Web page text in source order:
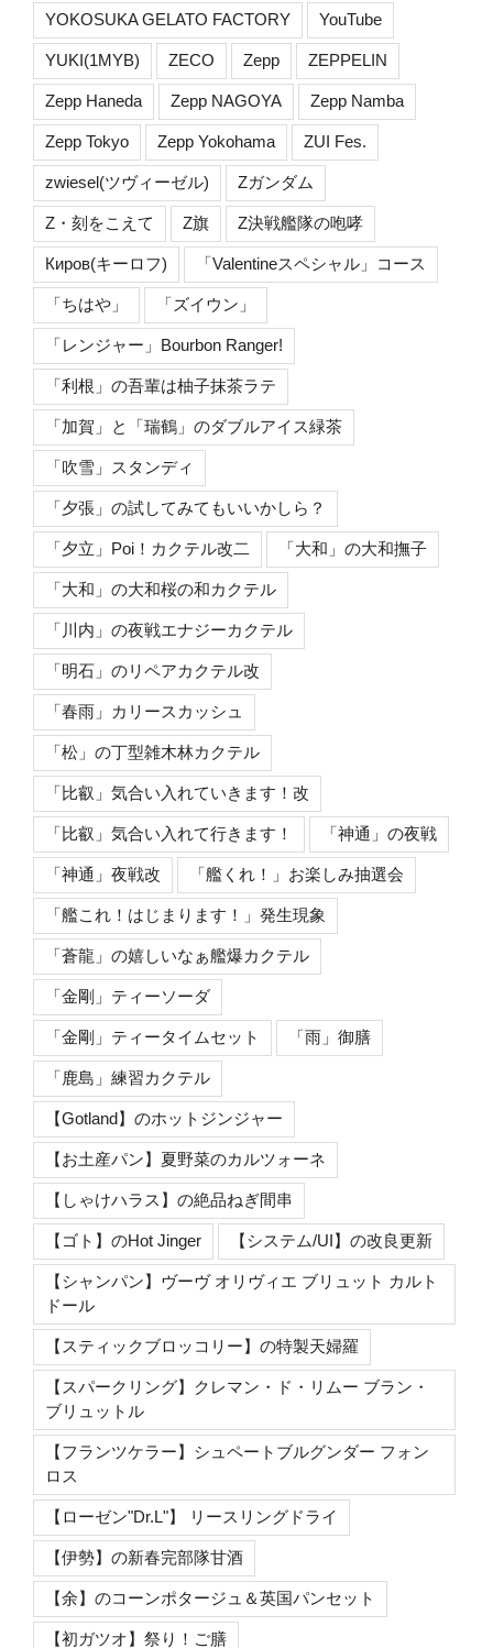
YOKOSUKA GELATO FACTORY YouTube
YUKI(1MYB) ZECO Zepp ZEPPELIN
Zepp Haneda Zepp NAGOYA Zepp Namba
Zepp Tokyo Zepp Yokohama ZUI Fes.
zwiesel(ツヴィーゼル) Zガンダム
Z・刻をこえて Z旗 Z決戦艦隊の咆哮
Киров(キーロフ) 「Valentineスペシャル」コース
「ちはや」 「ズイウン」
「レンジャー」Bourbon Ranger!
「利根」の吾輩は柚子抹茶ラテ
「加賀」と「瑞鶴」のダブルアイス緑茶
「吹雪」スタンディ
「夕張」の試してみてもいいかしら？
「夕立」Poi！カクテル改二 「大和」の大和撫子
「大和」の大和桜の和カクテル
「川内」の夜戦エナジーカクテル
「明石」のリペアカクテル改
「春雨」カリースカッシュ
「松」の丁型雑木林カクテル
「比叡」気合い入れていきます！改
「比叡」気合い入れて行きます！ 「神通」の夜戦
「神通」夜戦改 「艦くれ！」お楽しみ抽選会
「艦これ！はじまります！」発生現象
「蒼龍」の嬉しいなぁ艦爆カクテル
「金剛」ティーソーダ
「金剛」ティータイムセット 「雨」御膳
「鹿島」練習カクテル
【Gotland】のホットジンジャー
【お土産パン】夏野菜のカルツォーネ
【しゃけハラス】の絶品ねぎ間串
【ゴト】のHot Jinger 【システム/UI】の改良更新
【シャンパン】ヴーヴ オリヴィエ ブリュット カルト
ドール
【スティックブロッコリー】の特製天婦羅
【スパークリング】クレマン・ド・リムー ブラン・
ブリュットル
【フランツケラー】シュペートブルグンダー フォン
ロス
【ローゼン"Dr.L"】 リースリングドライ
【伊勢】の新春完部隊甘酒
【余】のコーンポタージュ＆英国パンセット
【初ガツオ】祭り！ご膳